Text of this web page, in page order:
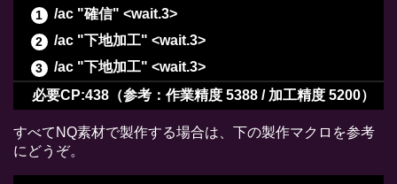
/ac "確信" <wait.3>
/ac "下地加工" <wait.3>
/ac "下地加工" <wait.3>
/ac "ヴェネレーション" <wait.2>
/ac "パーフェクトメンド" <wait.3>
/ac "精密作業" <wait.3>
必要CP:438（参考：作業精度 5388 / 加工精度 5200）
すべてNQ素材で製作する場合は、下の製作マクロを参考
にどうぞ。